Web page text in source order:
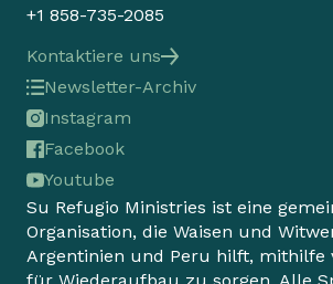
+1 858-735-2085
Kontaktiere uns
Su Refugio Ministries ist eine
Organisation, die Waisen und
Argentinien und Peru hilft, mithilfe
Newsletter-Archiv
Instagram
Facebook
Youtube